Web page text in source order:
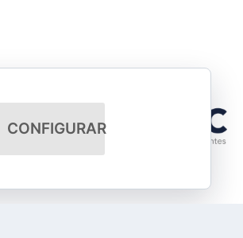
CONFIGURAR